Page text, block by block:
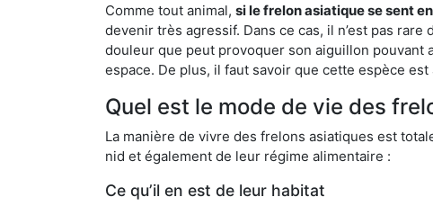
Comme tout animal, si le frelon asiatique se sent
devenir très agressif. Dans ce cas, il n’est pas
douleur que peut provoquer son aiguillon pouvant
espace. De plus, il faut savoir que cette espèce
Quel est le mode de vie des
La manière de vivre des frelons asiatiques est
nid et également de leur régime alimentaire :
Ce qu’il en est de leur habitat